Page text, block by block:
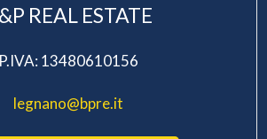
REAL ESTATE
P.IVA: 13480610156
legnano@bpre.it